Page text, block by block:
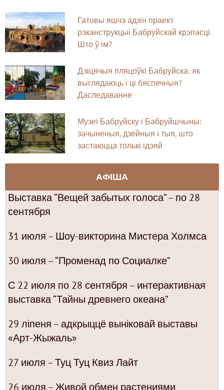
Гатовы яшчэ адзін праект
рэканструкцыі Бабруйскай крэпасці.
Што ў ім?
Дзіцячыя пляцоўкі Бабруйска: як
выглядаюць і ці бяспечныя?
Даследаванне
Музеі Бабруйску і Бабруйшчыны:
зачыненыя, дзейныя і тыя, што
застаюцца толькі ідэяй
АФІША
Выставка “Вещей забытых голоса” – по 28
сентября
31 июля – Шоу-викторина Мистера Холмса
30 июля – “Променад по Социалке”
С 22 июля по 28 сентября – интерактивная
выставка “Тайны древнего океана”
29 ліпеня – адкрыццё выніковай выставы
«Арт-Жыжаль»
27 июля – Туц Туц Квиз Лайт
26 июля – Живой обмен растениями